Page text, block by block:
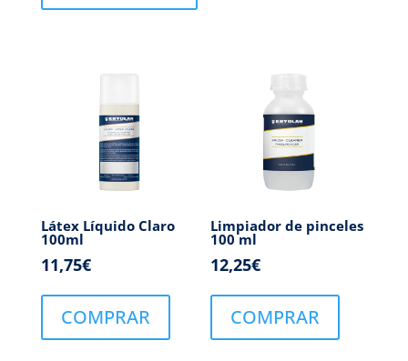
Látex Líquido Claro
100ml
11,75€
COMPRAR
Limpiador de pinceles
100 ml
12,25€
COMPRAR